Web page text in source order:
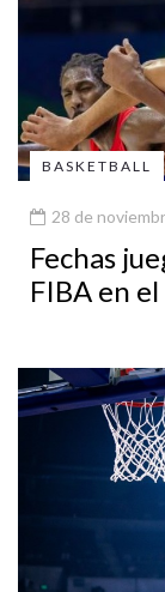
BASKETBALL
28 de
Fechas
FIBA en